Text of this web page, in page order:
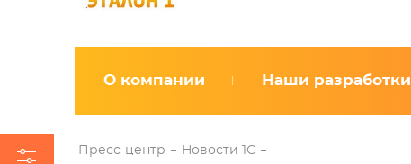
О компании Наши разработки
Пресс-центр Новости 1С